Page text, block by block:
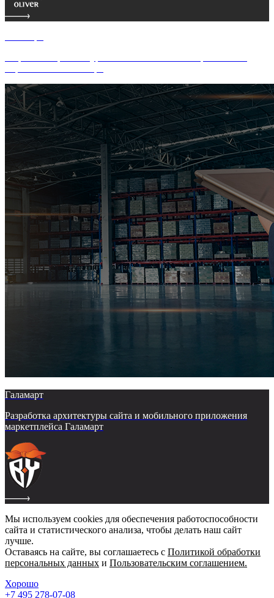
Галамарт
Разработка архитектуры сайта и мобильного приложения
маркетплейса Галамарт
Мы используем cookies для обеспечения работоспособности
сайта и статистического анализа, чтобы делать наш сайт
лучше.
Оставаясь на сайте, вы соглашаетесь с Политикой обработки
персональных данных и Пользовательским соглашением.
Хорошо
+7 495 278-07-08